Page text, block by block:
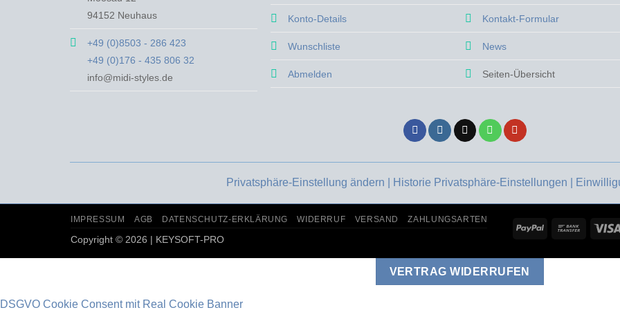
können
der
Produktseite
gewählt
werden
auf
der
Produktseite
gewählt
werden
Produktseite
werden
der
gewählt
werden
94152 Neuhaus
+49 (0)8503 - 286 423
+49 (0)176 - 435 806 32
info@midi-styles.de
Konto-Details
Wunschliste
Abmelden
Kontakt-Formular
News
Seiten-Übersicht
Privatsphäre-Einstellung ändern | Historie Privatsphäre-Einstellungen |
PayPal
Bank
IMPRESSUM AGB DATENSCHUTZ-ERKLÄRUNG WIDERRUF VERSAND ZAHLUNGSARTEN
Copyright © 2026 | KEYSOFT-PRO
VERTRAG WIDERRUFEN
DSGVO Cookie Consent mit Real Cookie Banner